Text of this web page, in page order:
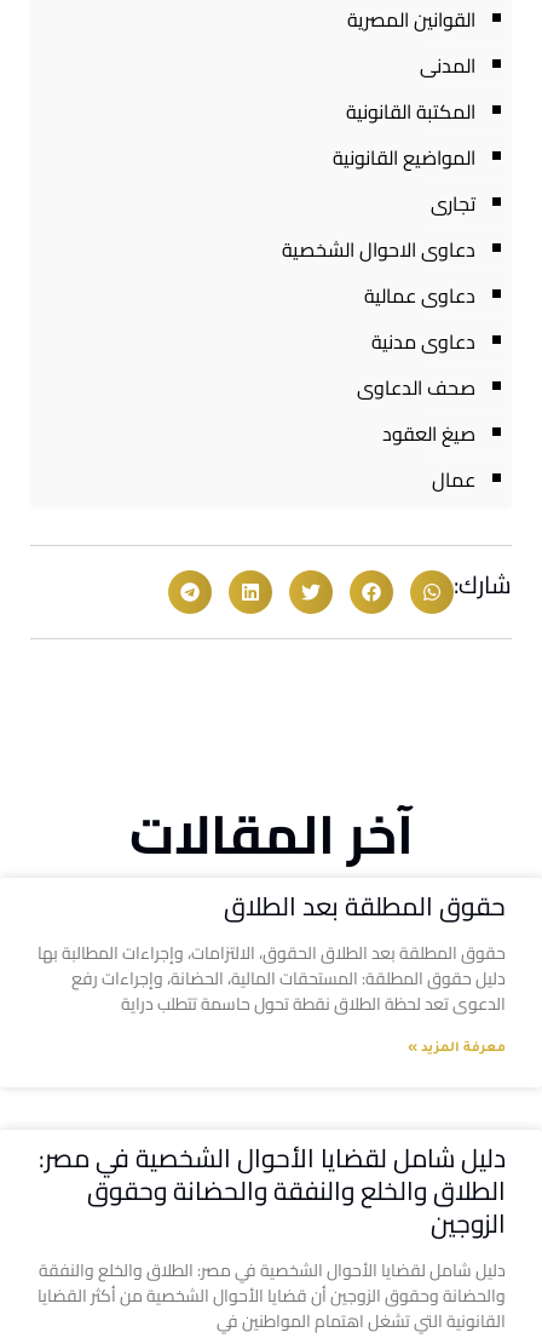
القوانين المصرية
المدنى
المكتبة القانونية
المواضيع القانونية
تجارى
دعاوى الاحوال الشخصية
دعاوى عمالية
دعاوى مدنية
صحف الدعاوى
صيغ العقود
عمال
شارك:
آخر المقالات
حقوق المطلقة بعد الطلاق
حقوق المطلقة بعد الطلاق الحقوق، الالتزامات، وإجراءات المطالبة بها
دليل حقوق المطلقة: المستحقات المالية، الحضانة، وإجراءات رفع
الدعوى تعد لحظة الطلاق نقطة تحول حاسمة تتطلب دراية
معرفة المزيد »
دليل شامل لقضايا الأحوال الشخصية في مصر:
الطلاق والخلع والنفقة والحضانة وحقوق
الزوجين
دليل شامل لقضايا الأحوال الشخصية في مصر: الطلاق والخلع والنفقة
والحضانة وحقوق الزوجين أن قضايا الأحوال الشخصية من أكثر القضايا
القانونية التي تشغل اهتمام المواطنين في